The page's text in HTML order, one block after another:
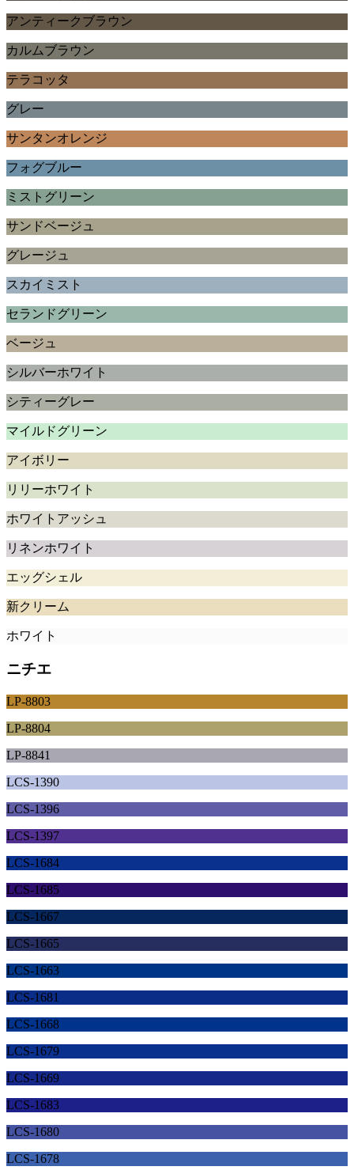
アンティークブラウン
カルムブラウン
テラコッタ
グレー
サンタンオレンジ
フォグブルー
ミストグリーン
サンドベージュ
グレージュ
スカイミスト
セランドグリーン
ベージュ
シルバーホワイト
シティーグレー
マイルドグリーン
アイボリー
リリーホワイト
ホワイトアッシュ
リネンホワイト
エッグシェル
新クリーム
ホワイト
ニチエ
LP-8803
LP-8804
LP-8841
LCS-1390
LCS-1396
LCS-1397
LCS-1684
LCS-1685
LCS-1667
LCS-1665
LCS-1663
LCS-1681
LCS-1668
LCS-1679
LCS-1669
LCS-1683
LCS-1680
LCS-1678